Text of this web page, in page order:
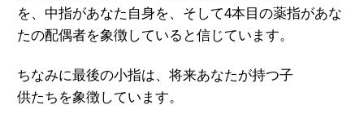
を、中指があなた自身を、そして4本目の薬指があな
たの配偶者を象徴していると信じてい ます。
ちなみに最後の小指は、将来あなたが持つ子
供たちを象徴しています。